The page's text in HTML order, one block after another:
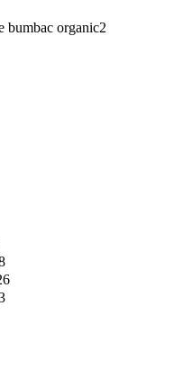
bumbac organic2